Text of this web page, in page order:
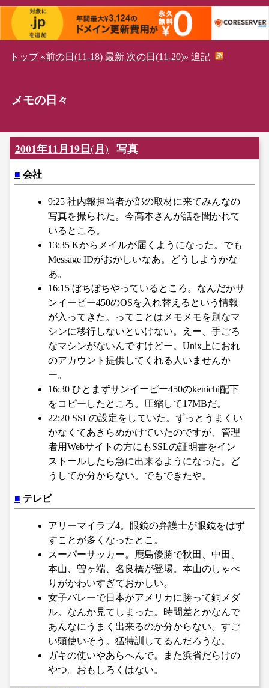
トップ «前の日(11-18) 最新 次の日(11-20)» 追記
メモの日々
2001年11月19日(月) 写真
■ 会社
9:25 社内報担当者が部の取材に来てみんなの
写真を撮られた。今高本さんが話を聞かれて
いるところ。
13:35 Kからメイルが届くようになった。でも
Message IDがおかしいなあ。どうしようかな
あ。
16:15 ぼちぼちやっているところ。なんだかサ
ンイーピー450のOSを入れ替えるという情報
が入ってきた。ってことはメモメモを別なマ
シンに移行しないといけない。えー、手ごろ
なマシンがないんですけどー。Unix上におれ
のアカウント提供してくれる人いませんか
ー。
16:30 ひとまずサンイーピー450のkenichi配下
をコピーしたところ。圧縮して17MBだ。
22:20 SSLの設定をしていた。ずっとうまくい
かなくてあきらめかけていたのですが、管理
者用Webサイトの方にもSSLの証明書をイン
ストールしたら急に出来るようになった。ど
うしてか分からない。でもできたや。
■ テレビ
アリーマイラブ4。眼鏡の弁護士が眼鏡をはず
すことが多くなったとこ。
スーパーサッカー。鹿島優勝で秋田、中田、
本山、曽ヶ端、名良橋が登場。本山のしゃべ
りがかわいすぎておかしい。
女子バレーで日本がアメリカに勝って銅メダ
ル。なんか見てしまった。時間差とかなんで
あんなにうまく出来るのか分からない。すご
い頭使いそう。猛特訓してるんだろうな。
ガキの使いやあらへんで。また浜省だらけの
やつ。おもしろくはない。